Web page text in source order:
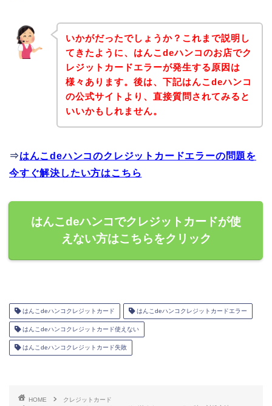
いかがだったでしょうか？これまで説明し
てきたように、はんこdeハンコのお店でク
レジットカードエラーが発生する原因は
様々あります。後は、下記はんこdeハンコ
の公式サイトより、直接質問されてみると
いいかもしれません。
⇒はんこdeハンコのクレジットカードエラーの問題を
今すぐ解決したい方はこちら
はんこdeハンコでクレジットカードが使
えない方はこちらをクリック
はんこdeハンコクレジットカード はんこdeハンコクレジットカードエラー
はんこdeハンコクレジットカード使えない
はんこdeハンコクレジットカード失敗
HOME
クレジットカード